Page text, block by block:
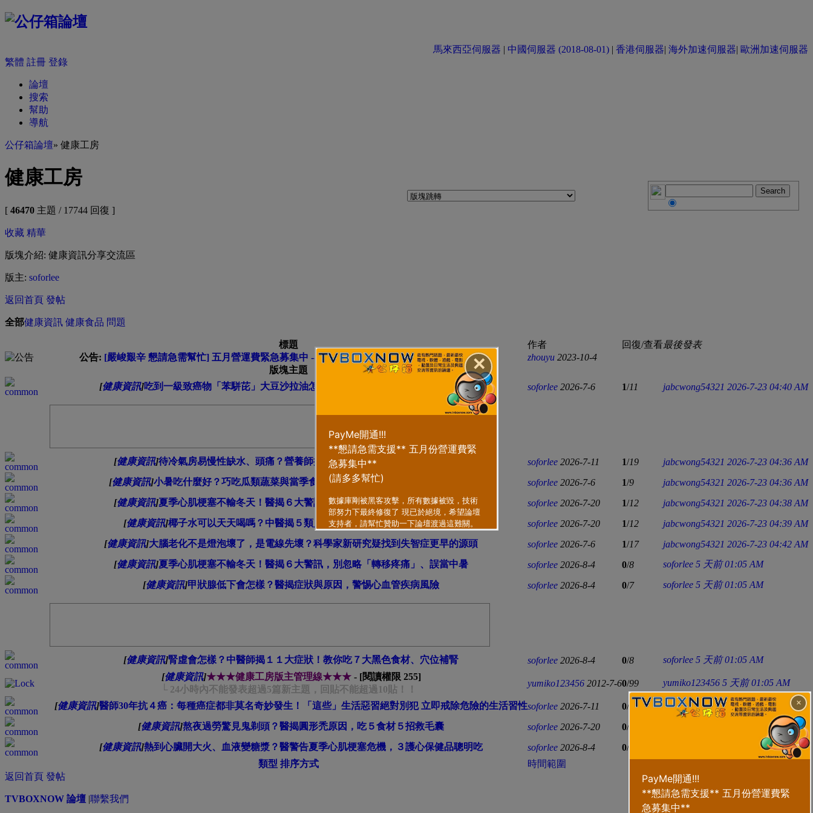
✕
×
馬來西亞伺服器 | 中國伺服器 (2018-08-01) | 香港伺服器| 海外加速伺服器| 歐洲加速伺服器
繁體 註冊 登錄
論壇
搜索
幫助
導航
公仔箱論壇» 健康工房
健康工房
[ 46470 主題 / 17744 回復 ]
收藏 精華
版塊介紹: 健康資訊分享交流區
版主: soforlee
返回首頁 發帖
全部健康資訊 健康食品 問題
標題 作者 回復/查看最後發表
公告: [嚴峻艱辛 懇請急需幫忙] 五月營運費緊急募集中 -- [可用PAYME,PAYPAL微信及支付寶贊助] zhouyu 2023-10-4
版塊主題
[健康資訊]吃到一級致癌物「苯駢芘」大豆沙拉油怎辦？醫曝女性風險高，教１招保護細胞 soforlee 2026-7-6 1/11 jabcwong54321 2026-7-23 04:40 AM
[健康資訊]待冷氣房易慢性缺水、頭痛？營養師揭７大缺水症狀，這２種飲料別過量 soforlee 2026-7-11 1/19 jabcwong54321 2026-7-23 04:36 AM
[健康資訊]小暑吃什麼好？巧吃瓜類蔬菜與當季食材，告別「濕熱」心煩、疲倦、失眠 soforlee 2026-7-6 1/9 jabcwong54321 2026-7-23 04:36 AM
[健康資訊]夏季心肌梗塞不輸冬天！醫揭６大警訊，別忽略「轉移疼痛」、誤當中暑 soforlee 2026-7-20 1/12 jabcwong54321 2026-7-23 04:38 AM
[健康資訊]椰子水可以天天喝嗎？中醫揭５類人不宜多喝，生椰美式也別天天喝 soforlee 2026-7-20 1/12 jabcwong54321 2026-7-23 04:39 AM
[健康資訊]大腦老化不是燈泡壞了，是電線先壞？科學家新研究疑找到失智症更早的源頭 soforlee 2026-7-6 1/17 jabcwong54321 2026-7-23 04:42 AM
[健康資訊]夏季心肌梗塞不輸冬天！醫揭６大警訊，別忽略「轉移疼痛」、誤當中暑 soforlee 2026-8-4 0/8 soforlee 5 天前 01:05 AM
[健康資訊]甲狀腺低下會怎樣？醫揭症狀與原因，警惕心血管疾病風險 soforlee 2026-8-4 0/7 soforlee 5 天前 01:05 AM
[健康資訊]腎虛會怎樣？中醫師揭１１大症狀！教你吃７大黑色食材、穴位補腎 soforlee 2026-8-4 0/8 soforlee 5 天前 01:05 AM
[健康資訊]★★★健康工房版主管理線★★★- [閱讀權限 255]
└ 24小時內不能發表超過5篇新主題，回貼不能超過10貼！！
yumiko123456 2012-7-60/99 yumiko123456 5 天前 01:05 AM
[健康資訊]醫師30年抗４癌：每種癌症都非莫名奇妙發生！「這些」生活惡習絕對別犯 立即戒除危險的生活習性soforlee 2026-7-11 0/ 11 soforlee 2026-7-11 09:10 PM
[健康資訊]熬夜過勞驚見鬼剃頭？醫揭圓形禿原因，吃５食材５招救毛囊 soforlee 2026-7-20 0/
2026-7-20 01:10 AM
[健康資訊]熱到心臟開大火、血液變糖漿？醫警告夏季心肌梗塞危機，３護心保健品聰明吃 soforlee 2026-8-4 0/
5 天前 01:05 AM
類型 排序方式
時間範圍
返回首頁 發帖
TVBOXNOW 論壇 |聯繫我們